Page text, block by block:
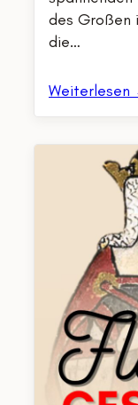
des Großen
die…
Weiterlesen